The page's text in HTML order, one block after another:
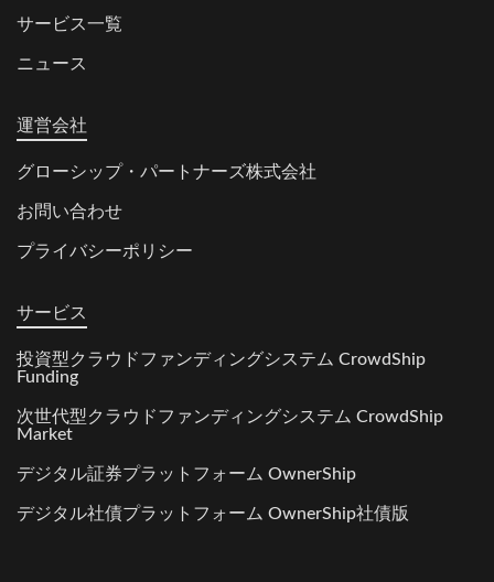
サービス一覧
ニュース
運営会社
グローシップ・パートナーズ株式会社
お問い合わせ
プライバシーポリシー
サービス
投資型クラウドファンディングシステム CrowdShip
Funding
次世代型クラウドファンディングシステム CrowdShip
Market
デジタル証券プラットフォーム OwnerShip
デジタル社債プラットフォーム OwnerShip社債版